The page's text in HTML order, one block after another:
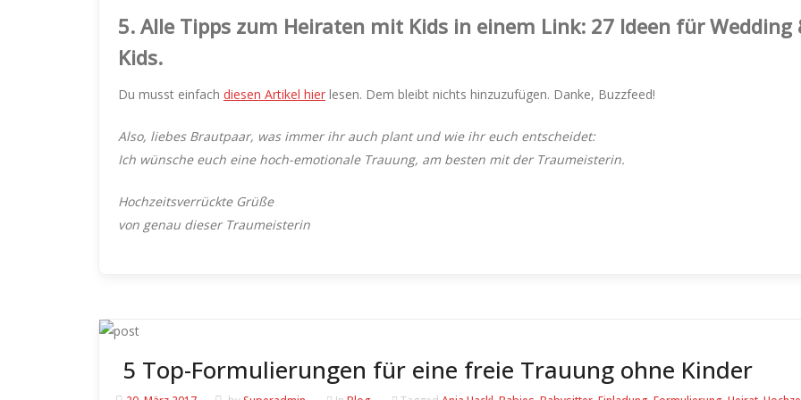
5. Alle Tipps zum Heiraten mit Kids in einem Link: 27 Ideen für Wedding
Kids.
Du musst einfach diesen Artikel hier lesen. Dem bleibt nichts hinzuzufügen. Danke, Buzzfeed!
Also, liebes Brautpaar, was immer ihr auch plant und wie ihr euch entscheidet:
Ich wünsche euch eine hoch-emotionale Trauung, am besten mit der Traumeisterin.
Hochzeitsverrückte Grüße
von genau dieser Traumeisterin
5 Top-Formulierungen für eine freie Trauung ohne Kinder